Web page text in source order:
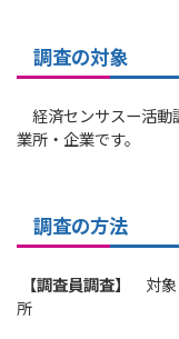
調査の対象
経済センサスー活動
業所・企業です。
調査の方法
【調査員調査】
対象
所